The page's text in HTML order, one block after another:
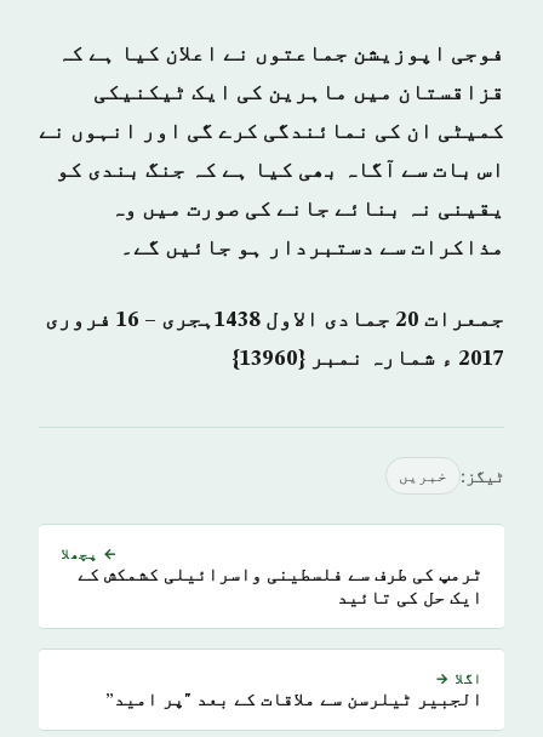
فوجی اپوزیشن جماعتوں نے اعلان کیا ہے کہ
قزاقستان میں ماہرین کی ایک ٹیکنیکی
کمیٹی ان کی نمائندگی کرے گی اور انہوں نے
اس بات سے آگاہ بھی کیا ہے کہ جنگ بندی کو
یقینی نہ بنائے جانے کی صورت میں وہ
مذاکرات سے دستبردار ہو جائیں گے۔
جمعرات 20 جمادی الاول 1438ہجری – 16 فروری
2017 ء شمارہ نمبر {13960}
ٹیگز: خبريں
← پچھلا
ٹرمپ کی طرف سے فلسطینی واسرائیلی کشمکش کے
ایک حل کی تائید
اگلا →
الجبیر ٹیلرسن سے ملاقات کے بعد "پر امید”